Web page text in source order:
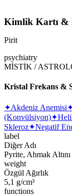
Kimlik Kartı &
Pirit
psychiatry
MİSTİK /
Kristal Frekans &
✦Akdeniz Anemisi
(Konvülsiyon)✦
Skleroz✦Negatif
label
Diğer Adı
Pyrite, Ahmak Altını
weight
Özgül Ağırlık
5,1 g/cm³
functions